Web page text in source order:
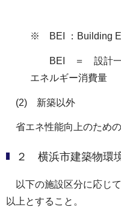
※ BEI ：Building
BEI ＝ 設計一次
エネルギー消費量
(2) 新築以外
省エネ性能向上のための
２ 横浜市建築物環
以下の施設区分に応じ
以上とすること。